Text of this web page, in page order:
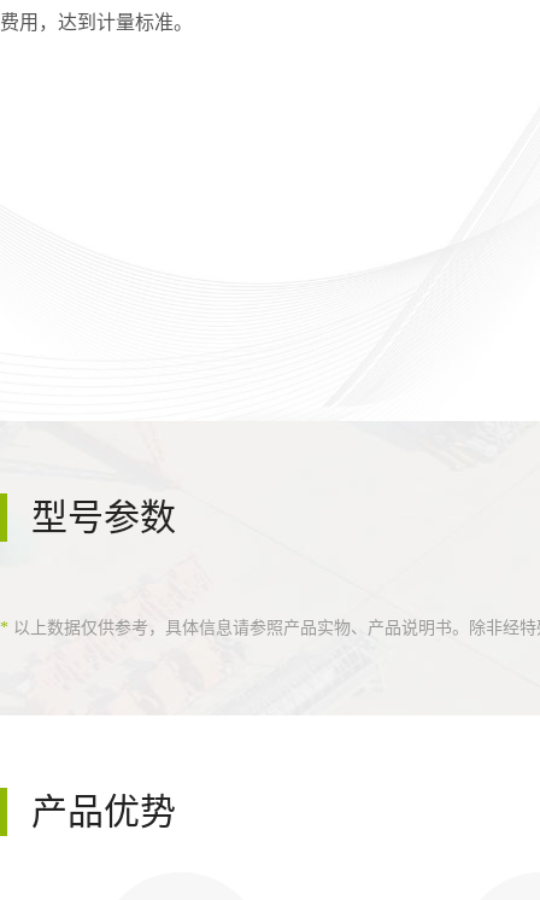
费用，达到计量标准。
型号参数
* 以上数据仅供参考，具体信息请参照产品实物、产品说明书。除非经
产品优势